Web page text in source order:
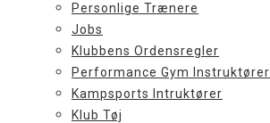
Personlige Trænere
Jobs
Klubbens Ordensregler
Performance Gym Instruktører
Kampsports Intruktører
Klub Tøj